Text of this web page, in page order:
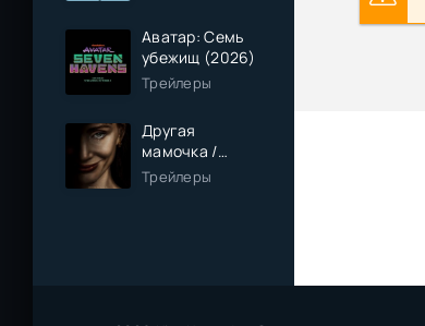
Аватар: Семь
убежищ (2026)
Трейлеры
Другая
мамочка /
Чужая мама
(2026)
Трейлеры